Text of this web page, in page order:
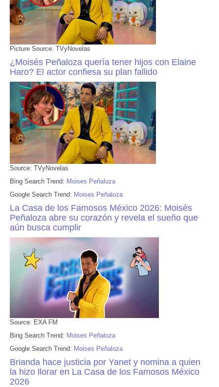
Picture Source: TVyNovelas
¿Moisés Peñaloza quería tener hijos con Elaine
Haro? El actor confiesa su plan fallido
Source: TVyNovelas
Bing Search Trend: Moises Peñaloza
Google Search Trend: Moises Peñaloza
La Casa de los Famosos México 2026: Moisés
Peñaloza abre su corazón y revela el sueño que
aún busca cumplir
Source: EXA FM
Bing Search Trend: Moises Peñaloza
Google Search Trend: Moises Peñaloza
Brianda hace justicia por Yanet y nomina a quien
la hizo llorar en La Casa de los Famosos México
2026